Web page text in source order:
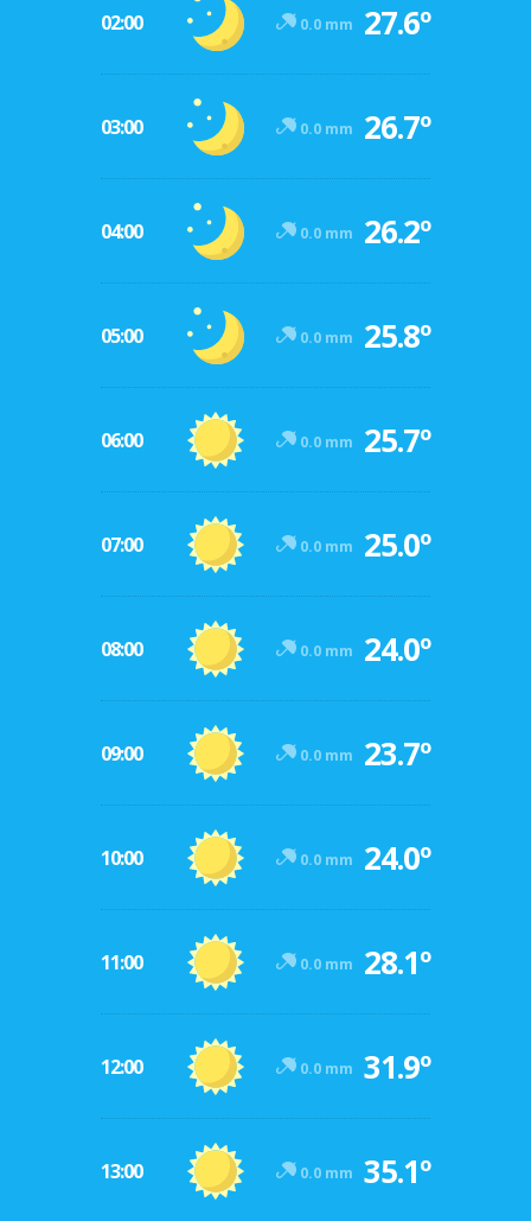
02:00 0.0 mm 27.6º
03:00 0.0 mm 26.7º
04:00 0.0 mm 26.2º
05:00 0.0 mm 25.8º
06:00 0.0 mm 25.7º
07:00 0.0 mm 25.0º
08:00 0.0 mm 24.0º
09:00 0.0 mm 23.7º
10:00 0.0 mm 24.0º
11:00 0.0 mm 28.1º
12:00 0.0 mm 31.9º
13:00 0.0 mm 35.1º